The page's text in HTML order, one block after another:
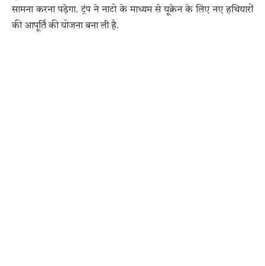
सामना करना पड़ेगा. ट्रंप ने नाटो के माध्यम से यूक्रेन के लिए नए हथियारों
की आपूर्ति की योजना बना ली है.